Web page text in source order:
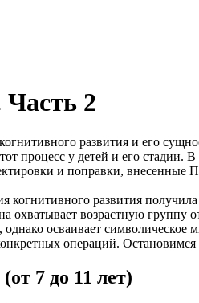
Часть 2
развития и его
процесс у детей и его стадии.
и поправки, внесенные
когнитивного развития
возрастную группу
однако осваивает
операций.
7 до 11 лет)